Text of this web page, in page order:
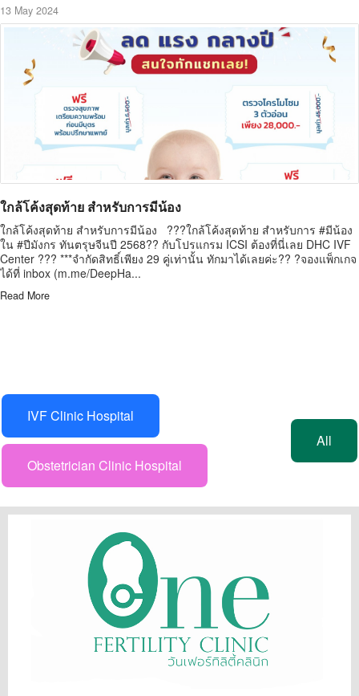
13 May 2024
ใกล้โค้งสุดท้าย สำหรับการมีน้อง
ใกล้โค้งสุดท้าย สำหรับการมีน้อง ???ใกล้โค้งสุดท้าย สำหรับการ #มีน้อง
ใน #ปีมังกร ทันตรุษจีนปี 2568?? กับโปรแกรม ICSI ต้องที่นี่เลย DHC IVF
Center ??? ***จำกัดสิทธิ์เพียง 29 คู่เท่านั้น ทักมาได้เลยค่ะ?? ?จองแพ็กเกจ
ได้ที่ inbox (m.me/DeepHa...
Read More
IVF Clinic Hospital
Obstetrician Clinic Hospital
All